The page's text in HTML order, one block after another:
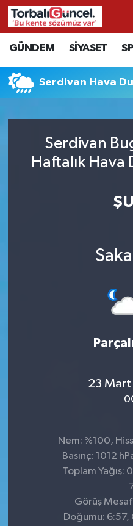
GÜNDEM SİYASET
Serdivan Hava
Serdivan
Haftalık Hava
23
Nem: %100,
Basınç: 1012
Toplam Yağış:
Görüş
Doğumu: 6:57,
İzmir Nöbetçi
İzmir Hava Durumu
İzmir Trafik
Süper Lig Puan